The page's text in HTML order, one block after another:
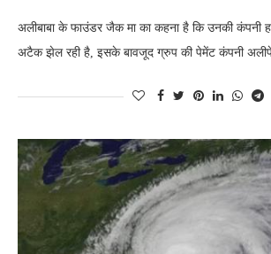
अलीबाबा के फाउंडर जैक मा का कहना है कि उनकी कंपनी
अटैक झेल रही है, इसके बावजूद ग्रुप की पेमेंट कंपनी